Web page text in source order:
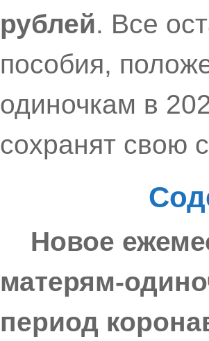
рублей. Все
пособия,
одиночкам в
сохранят свою
Новое
матерям-
период